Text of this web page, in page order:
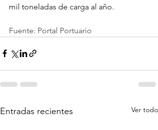
mil toneladas de carga al año.
Fuente: Portal Portuario
Entradas recientes Ver todo